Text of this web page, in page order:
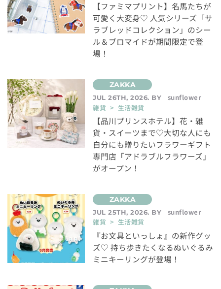
【ファミマプリント】名馬たちが
可愛く大変身♡ 人気シリーズ「サ
ラブレッドコレクション」のシー
ル＆ブロマイドが期間限定で登
場！
JUL 26TH, 2026. BY
sunflower
雑貨 > 生活雑貨
【品川プリンスホテル】花・雑
貨・スイーツまで♡大切な人にも
自分にも贈りたいフラワーギフト
専門店「アドラブルフラワーズ」
がオープン！
JUL 25TH, 2026. BY
sunflower
雑貨 > 生活雑貨
『お文具といっしょ』の新作グッ
ズ♡ 持ち歩きたくなるぬいぐるみ
ミニキーリングが登場！